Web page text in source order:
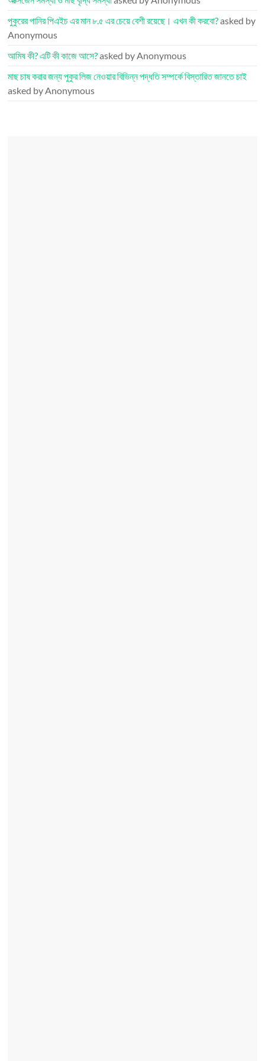
পুকুরের পানির পিএইচ এর মান ৮.৫ এর চেয়ে বেশী রয়েছে। এখন কী করবো?asked by
Anonymous
আমিষ কী? এটি কী কাজে আসে?asked by Anonymous
মাছ চাষ করার জন্য পুকুর লিজ নেওয়ার বিভিন্ন পদ্ধতি সম্পর্কে বিস্তারিত জানতে চাই
asked by Anonymous